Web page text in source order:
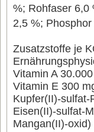
%; Rohfaser 6,0
2,5 %;
Zusatzstoffe je
Vitamin A
Vitamin E 300
Kupfer(II)-sulfat-
Eisen(II)-sulfat-
Mangan(II)-